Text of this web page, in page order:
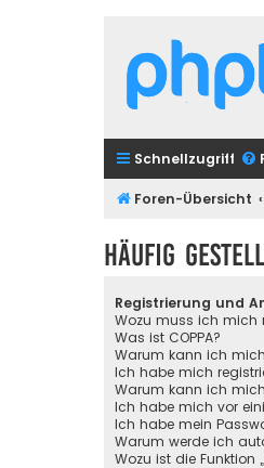
Schnellzugriff
Foren-Übersicht
Häufig
Registrierung und
Wozu muss ich mich
Was ist COPPA?
Warum kann ich
Ich habe mich
Warum kann ich
Ich habe mich vor
Ich habe mein
Warum werde ich
Wozu ist die Funktion